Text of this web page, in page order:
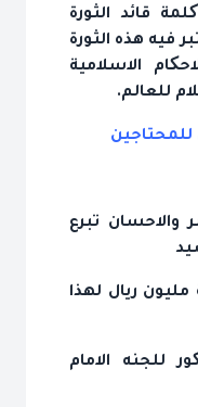
قائد الثورة
فيه هذه الثورة
الاسلامية
للعالم.
للمحتاجين
والاحسان تبرع
ريال لهذا
للجنه الامام